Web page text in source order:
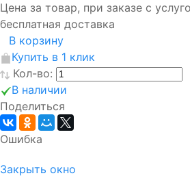
Цена за товар, при заказе с
бесплатная доставка
В корзину
Купить в 1 клик
Кол-во:
В наличии
Поделиться
Ошибка
Закрыть окно